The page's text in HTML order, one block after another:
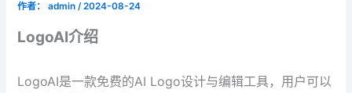
作者： admin/2024-08-24
LogoAI介绍
LogoAI是一款免费的AI Logo设计与编辑工具，用户可以